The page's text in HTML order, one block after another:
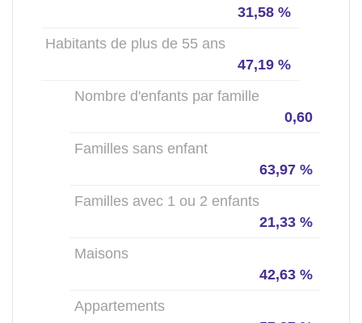
31,58 %
Habitants de plus de 55 ans
47,19 %
Nombre d'enfants par famille
0,60
Familles sans enfant
63,97 %
Familles avec 1 ou 2 enfants
21,33 %
Maisons
42,63 %
Appartements